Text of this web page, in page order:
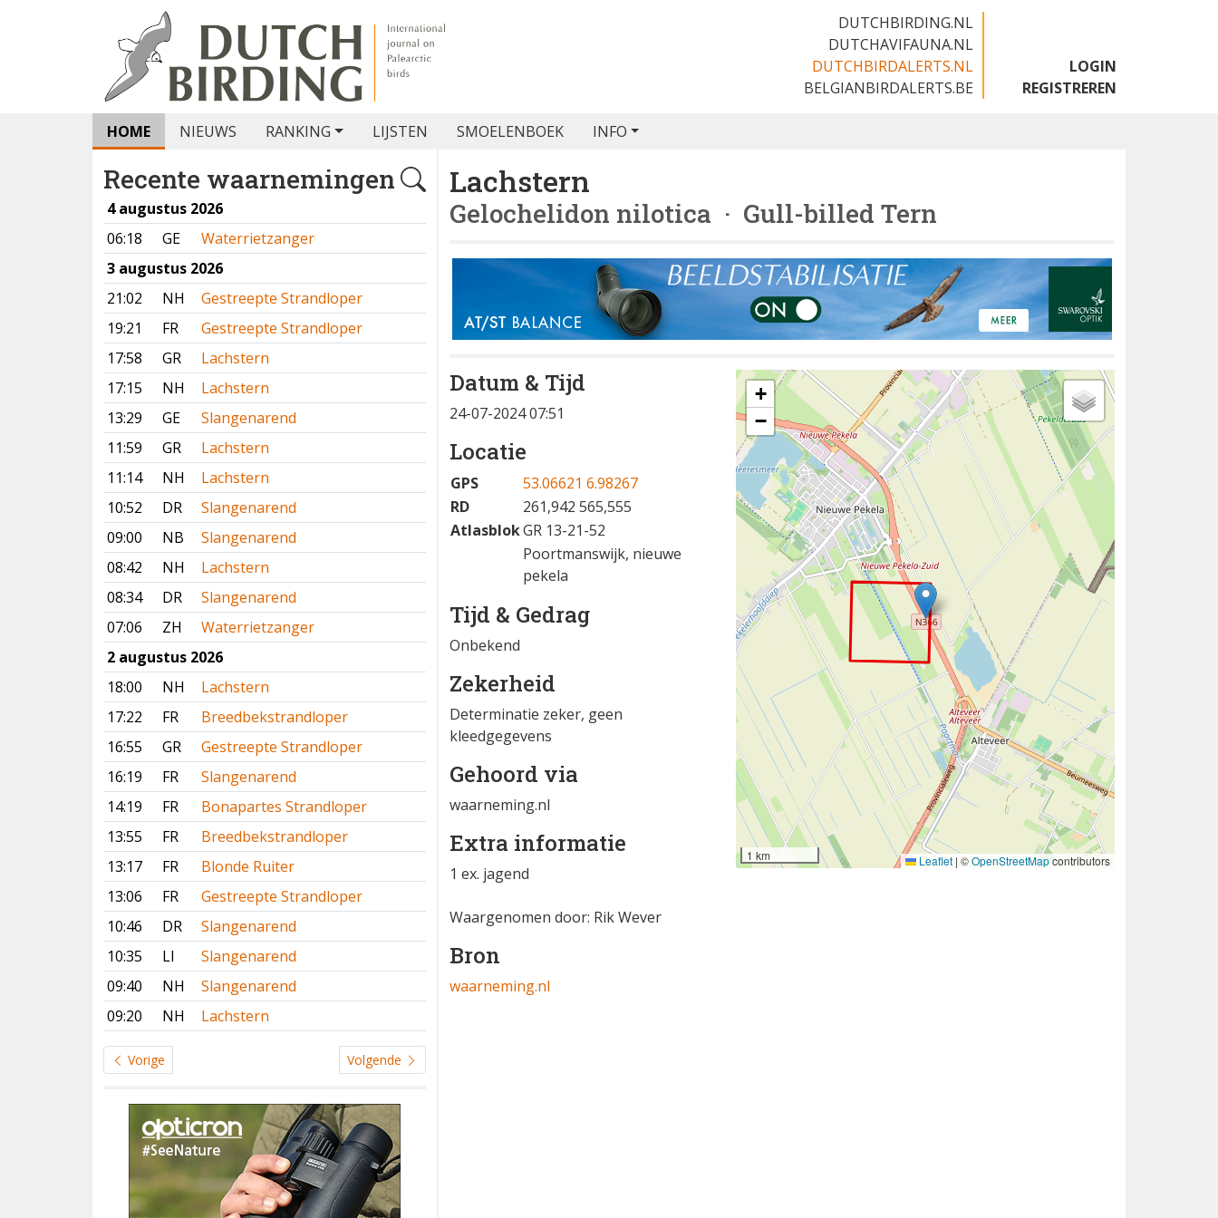
DUTCHBIRDING.NL
DUTCHAVIFAUNA.NL
DUTCHBIRDALERTS.NL
BELGIANBIRDALERTS.BE
LOGIN
REGISTREREN
HOME NIEUWS RANKING LIJSTEN SMOELENBOEK INFO
Recente waarnemingen
4 augustus 2026
06:18
GE
Waterrietzanger
3 augustus 2026
21:02
NH
Gestreepte Strandloper
19:21
FR
Gestreepte Strandloper
17:58
GR
Lachstern
17:15
NH
Lachstern
13:29
GE
Slangenarend
11:59
GR
Lachstern
11:14
NH
Lachstern
10:52
DR
Slangenarend
09:00
NB
Slangenarend
08:42
NH
Lachstern
08:34
DR
Slangenarend
07:06
ZH
Waterrietzanger
2 augustus 2026
18:00
NH
Lachstern
17:22
FR
Breedbekstrandloper
16:55
GR
Gestreepte Strandloper
16:19
FR
Slangenarend
14:19
FR
Bonapartes Strandloper
13:55
FR
Breedbekstrandloper
13:17
FR
Blonde Ruiter
13:06
FR
Gestreepte Strandloper
10:46
DR
Slangenarend
10:35
LI
Slangenarend
09:40
NH
Slangenarend
09:20
NH Lachstern
Vorige Volgende
Lachstern
Gelochelidon nilotica · Gull-billed Tern
Datum & Tijd
24-07-2024 07:51
Locatie
GPS
53.06621 6.98267
RD
261,942 565,555
AtlasblokGR 13-21-52
Poortmanswijk, nieuwe
pekela
Tijd & Gedrag
Onbekend
Zekerheid
Determinatie zeker, geen
kleedgegevens
Gehoord via
waarneming.nl
Extra informatie
1 ex. jagend
Waargenomen door: Rik Wever
Bron
waarneming.nl
+
−
1 km Leaflet | ©OpenStreetMapcontributors